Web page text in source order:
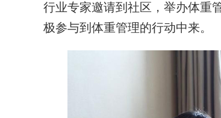
行业专家邀请到社区，举办体重
极参与到体重管理的行动中来。